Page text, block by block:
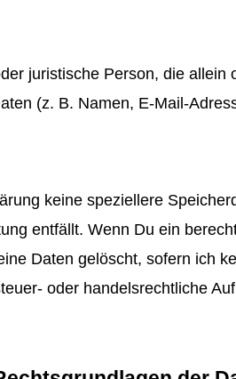
juristische Person, die
(z. B. Namen, E-Mail-
keine speziellere
entfällt. Wenn Du ein
Daten gelöscht, sofern ich
oder handelsrechtliche